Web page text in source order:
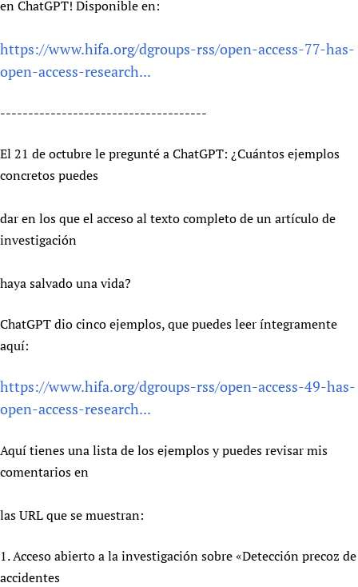
en ChatGPT! Disponible en:
https://www.hifa.org/dgroups-rss/open-access-77-has-
open-access-research...
-------------------------------------
El 21 de octubre le pregunté a ChatGPT: ¿Cuántos ejemplos
concretos puedes
dar en los que el acceso al texto completo de un artículo de
investigación
haya salvado una vida?
ChatGPT dio cinco ejemplos, que puedes leer íntegramente
aquí:
https://www.hifa.org/dgroups-rss/open-access-49-has-
open-access-research...
Aquí tienes una lista de los ejemplos y puedes revisar mis
comentarios en
las URL que se muestran:
1. Acceso abierto a la investigación sobre «Detección precoz de
accidentes